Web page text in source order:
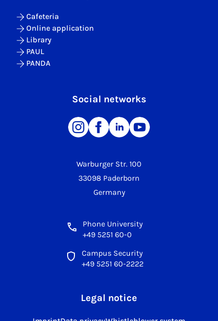
Warburger Str. 100
33098 Paderborn
Germany
Phone University
+49 5251 60-0
Campus Security
+49 5251 60-2222
Cafeteria
Online application
Library
PAUL
PANDA
Social networks
Legal notice